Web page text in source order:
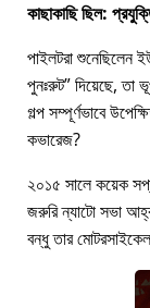
কাছাকাছি ছিল:
পাইলটরা শুনেছিলেন
পুনঃরুট দিয়েছে, তা
গল্প সম্পূর্ণভাবে
কভারেজ?
২০১৫ সালে কয়েক
জরুরি ন্যাটো সভা
বন্ধু তার